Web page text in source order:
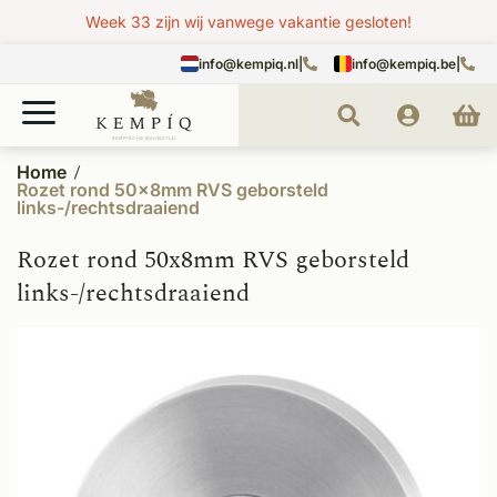
Week 33 zijn wij vanwege vakantie gesloten!
info@kempiq.nl info@kempiq.be
Home
Rozet rond 50x8mm RVS geborsteld
links-/rechtsdraaiend
Rozet rond 50x8mm RVS geborsteld
links-/rechtsdraaiend